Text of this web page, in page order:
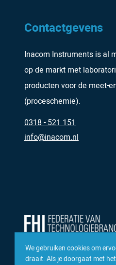
Contactgevens
Inacom Instruments is al
op de markt met
producten voor de meet-
(proceschemie).
0318 - 521 151
info@inacom.nl
We gebruiken cookies om
draait. Als je doorgaat met